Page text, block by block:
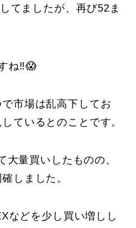
てましたが、再び52ま
ね‼️😱
市場は乱高下してお
ているとのことです。
量買いしたものの、
しました。
などを少し買い増しし